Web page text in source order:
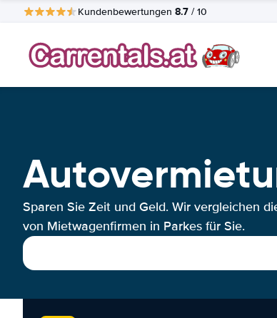
Kundenbewertungen 8.7 / 10
Sparen Sie Zeit und Geld. Wir vergleichen
von Mietwagenfirmen in Parkes für Sie.